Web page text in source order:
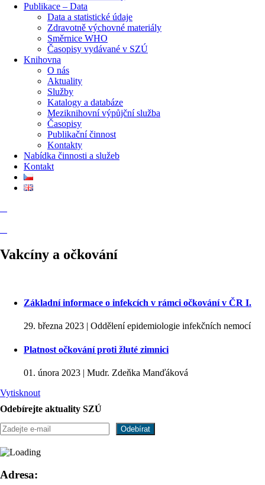
Publikace – Data
Data a statistické údaje
Zdravotně výchovné materiály
Směrnice WHO
Časopisy vydávané v SZÚ
Knihovna
O nás
Aktuality
Služby
Katalogy a databáze
Meziknihovní výpůjční služba
Časopisy
Publikační činnost
Kontakty
Nabídka činnosti a služeb
Kontakt
Vakcíny a očkování
Základní informace o infekcích v rámci očkování v ČR I.
29. března 2023 | Oddělení epidemiologie infekčních nemocí
Platnost očkování proti žluté zimnici
01. února 2023 | Mudr. Zdeňka Manďáková
Vytisknout
Odebírejte aktuality SZÚ
Adresa: